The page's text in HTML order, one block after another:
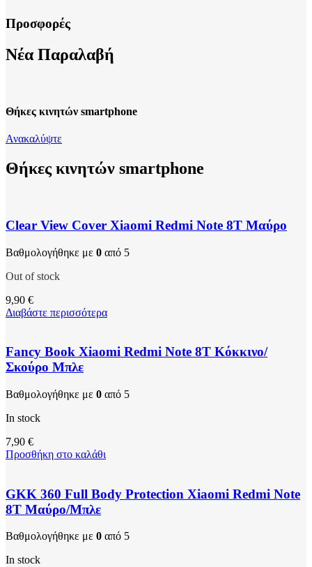
Προσφορές
Νέα Παραλαβή
Θήκες κινητών smartphone
Ανακαλύψτε
Θήκες κινητών smartphone
Clear View Cover Xiaomi Redmi Note 8T Μαύρο
Βαθμολογήθηκε με 0 από 5
Out of stock
9,90 €
Διαβάστε περισσότερα
Fancy Book Xiaomi Redmi Note 8T Κόκκινο/
Σκούρο Μπλε
Βαθμολογήθηκε με 0 από 5
In stock
7,90 €
Προσθήκη στο καλάθι
GKK 360 Full Body Protection Xiaomi Redmi Note
8T Μαύρο/Μπλε
Βαθμολογήθηκε με 0 από 5
In stock